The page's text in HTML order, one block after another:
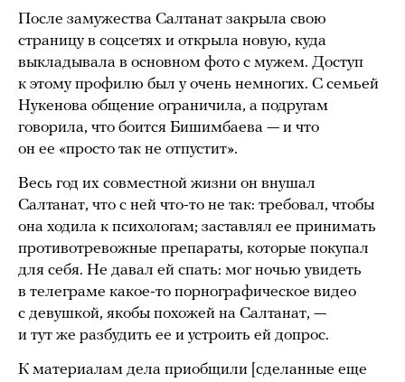
После замужества Салтанат закрыла свою
страницу в соцсетях и открыла новую, куда
выкладывала в основном фото с мужем. Доступ
к этому профилю был у очень немногих. С семьей
Нукенова общение ограничила, а подругам
говорила, что боится Бишимбаева — и что
он ее «просто так не отпустит».
Весь год их совместной жизни он внушал
Салтанат, что с ней что-то не так: требовал, чтобы
она ходила к психологам; заставлял ее принимать
противотревожные препараты, которые покупал
для себя. Не давал ей спать: мог ночью увидеть
в телеграме какое-то порнографическое видео
с девушкой, якобы похожей на Салтанат, —
и тут же разбудить ее и устроить ей допрос.
К материалам дела приобщили [сделанные еще